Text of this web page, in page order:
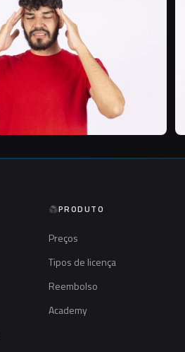
PRODUTO
Preços
Tipos de licença
Reembolso
Academy